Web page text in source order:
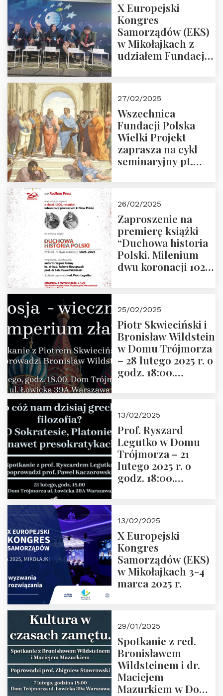
X Europejski
Kongres
Samorządów (EKS)
w Mikołajkach z
udziałem Fundacji
27/02/2025
Wszechnica
Fundacji Polska
Wielki Projekt
zaprasza na cykl
seminaryjny pt.
26/02/2025
Zaproszenie na
premierę książki
“Duchowa historia
Polski. Milenium
dwu koronacji 1025-
2025 r. godz. 17:30,
DAW ul. Miodowa
17/19
25/02/2025
Piotr Skwieciński i
Bronisław Wildstein
w Domu Trójmorza
– 28 lutego 2025 r. o
godz. 18:00.
13/02/2025
Prof. Ryszard
Legutko w Domu
Trójmorza – 21
lutego 2025 r. o
godz. 18:00.
Zapraszamy
13/02/2025
X Europejski
Kongres
Samorządów (EKS)
w Mikołajkach 3-4
marca 2025 r.
29/01/2025
Spotkanie z red.
Bronisławem
Wildsteinem i dr.
Maciejem
Mazurkiem w Domu